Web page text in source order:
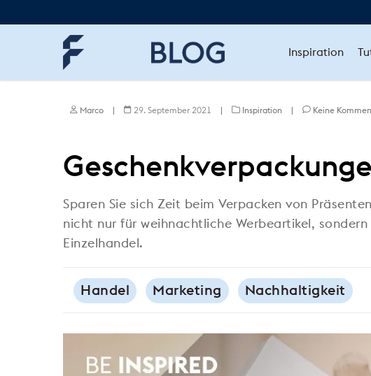
Inspiration
Marco 29. September 2021 Inspiration Keine
Sparen Sie sich Zeit beim Verpacken von
nicht nur für weihnachtliche Werbeartikel,
Einzelhandel.
Handel Marketing Nachhaltigkeit